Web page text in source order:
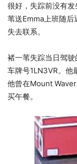
很好，失踪前没有
苇送Emma上班随
失去联系。
褚一苇失踪当日驾
车牌号1LN3VR。他
他曾在Mount
买午餐。